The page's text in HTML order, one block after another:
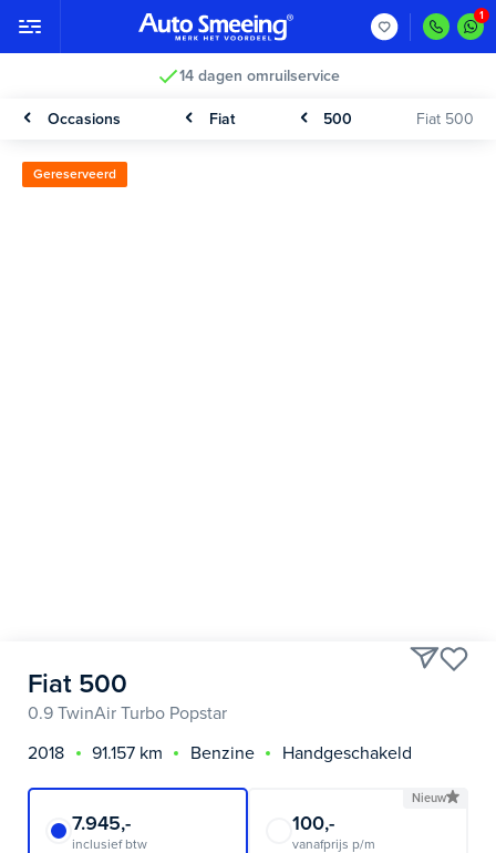
14 dagen omruilservice
Occasions Fiat 500 Fiat 500
Gereserveerd
Fiat 500
0.9 TwinAir Turbo Popstar
2018
91.157 km Benzine Handgeschakeld
7.945,-
inclusief btw
Nieuw
100,-
vanafprijs p/m